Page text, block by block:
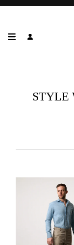
STYLE